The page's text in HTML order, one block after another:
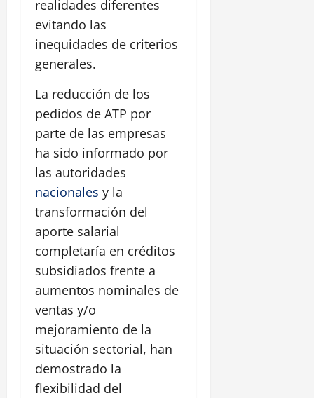
realidades diferentes
evitando las
inequidades de criterios
generales.
La reducción de los
pedidos de ATP por
parte de las empresas
ha sido informado por
las autoridades
nacionales y la
transformación del
aporte salarial
completaría en créditos
subsidiados frente a
aumentos nominales de
ventas y/o
mejoramiento de la
situación sectorial, han
demostrado la
flexibilidad del